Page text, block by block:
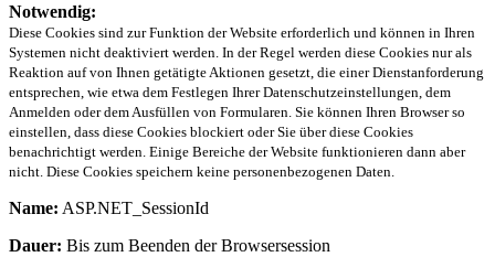
Notwendig:
Diese Cookies sind zur Funktion der Website erforderlich und können in Ihren
Systemen nicht deaktiviert werden. In der Regel werden diese Cookies nur als
Reaktion auf von Ihnen getätigte Aktionen gesetzt, die einer Dienstanforderung
entsprechen, wie etwa dem Festlegen Ihrer Datenschutzeinstellungen, dem
Anmelden oder dem Ausfüllen von Formularen. Sie können Ihren Browser so
einstellen, dass diese Cookies blockiert oder Sie über diese Cookies
benachrichtigt werden. Einige Bereiche der Website funktionieren dann aber
nicht. Diese Cookies speichern keine personenbezogenen Daten.
Name: ASP.NET_SessionId
Dauer: Bis zum Beenden der Browsersession